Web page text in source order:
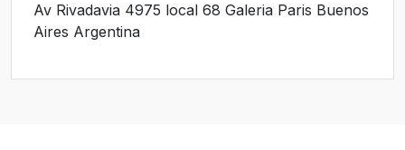
Av Rivadavia 4975 local 68 Galeria Paris Buenos
Aires Argentina